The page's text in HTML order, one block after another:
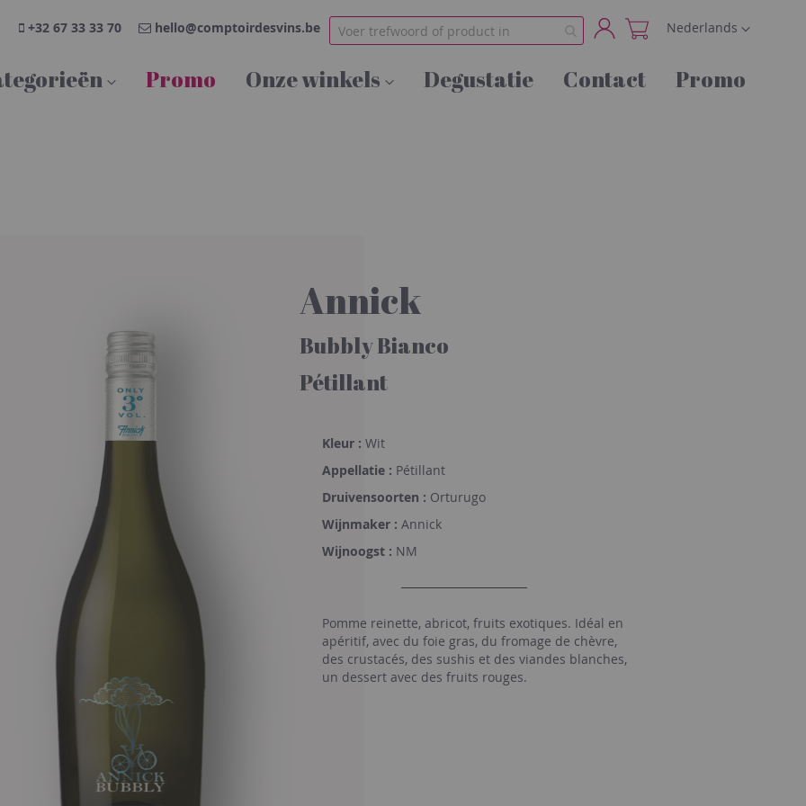
+32 67 33 33 70
hello@comptoirdesvins.be
Taal
Nederlands
Promo Onze winkels Degustatie Contact Promo
Annick
Bubbly Bianco
Pétillant
Kleur : Wit
Appellatie : Pétillant
Druivensoorten : Orturugo
Wijnmaker : Annick
Wijnoogst : NM
Pomme reinette, abricot, fruits exotiques. Idéal en
apéritif, avec du foie gras, du fromage de chèvre,
des crustacés, des sushis et des viandes blanches,
un dessert avec des fruits rouges.